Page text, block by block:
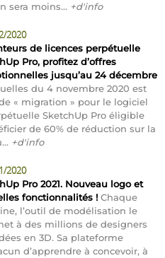
sera moins... +d'info
2020
de licences perpétuelle
Pro, profitez d’offres
jusqu’au 24 décembre
du 4 novembre 2020 est
« migration » pour le logiciel
SketchUp Pro éligible
de 60% de réduction sur la
+d'info
2020
Pro 2021. Nouveau logo et
fonctionnalités ! Chaque
l’outil de modélisation le
à des millions de designers
en 3D. Sa plateforme
d’apprendre à concevoir, à